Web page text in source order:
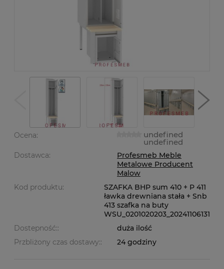
Ocena: undefined
undefined
Dostawca:
Profesmeb Meble
Metalowe Producent
Malow
Kod produktu:
SZAFKA BHP sum 410 + P 411
ławka drewniana stała + Snb
413 szafka na buty
WSU_0201020203_20241106131
Dostepność::
duża ilość
Przbliżony czas dostawy::
24 godziny